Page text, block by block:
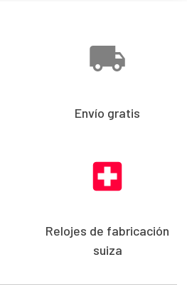
Envío gratis
Relojes de fabricación
suiza